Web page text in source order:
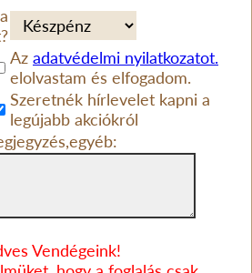
Az adatvédelmi nyilatkozatot.
elolvastam és elfogadom.
Szeretnék hírlevelet kapni a
legújabb akciókról
Vendégeink!